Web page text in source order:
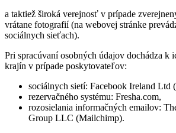
a taktiež široká verejnosť v prípade
vrátane fotografií (na webovej stránke
sociálnych sieťach).
Pri spracúvaní osobných údajov dochádza k
krajín v prípade poskytovateľov:
sociálnych sietí: Facebook Ireland Ltd
rezervačného systému: Fresha.com,
rozosielania informačných emailov:
Group LLC (Mailchimp).